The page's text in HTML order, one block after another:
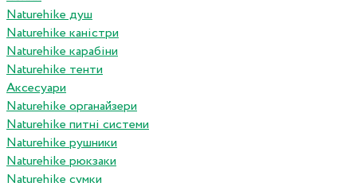
Naturehike душ
Naturehike каністри
Naturehike карабіни
Naturehike тенти
Аксесуари
Naturehike органайзери
Naturehike питні системи
Naturehike рушники
Naturehike рюкзаки